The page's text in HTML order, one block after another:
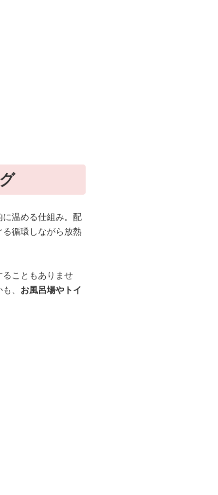
温める仕組み。配
循環しながら放熱
こともありませ
、 お風呂場やトイ